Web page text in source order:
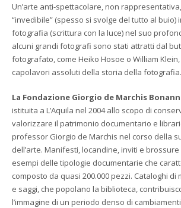
Un’arte anti-spettacolare, non
“invedibile” (spesso si svolge del tutto al buio)
fotografia (scrittura con la luce) nel suo
alcuni grandi fotografi sono stati attratti dal
fotografato, come Heiko Hosoe o William
capolavori assoluti della storia della fotografia.
La Fondazione Giorgio de Marchis
istituita a L’Aquila nel 2004 allo scopo di
valorizzare il patrimonio documentario e
professor Giorgio de Marchis nel corso della
dell’arte. Manifesti, locandine, inviti e
esempi delle tipologie documentarie che
composto da quasi 200.000 pezzi. Cataloghi
e saggi, che popolano la biblioteca,
l’immagine di un periodo denso di